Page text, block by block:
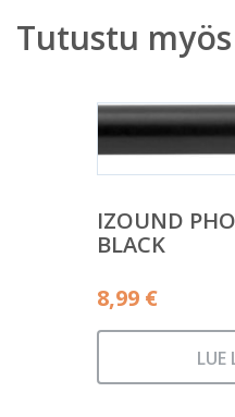
Tutustu myös
IZOUND
BLACK
8,99 €
LUE